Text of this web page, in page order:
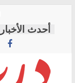
content